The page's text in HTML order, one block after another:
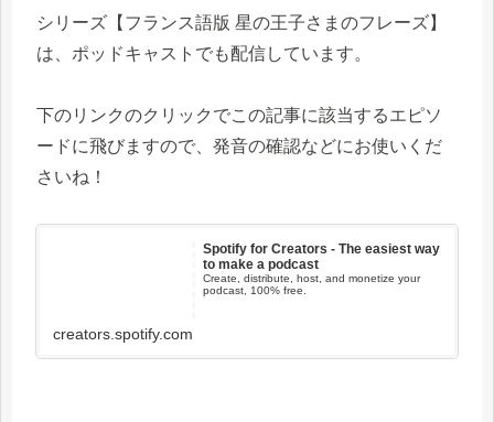
シリーズ【フランス語版 星の王子さまのフレーズ】
は、ポッドキャストでも配信しています。
下のリンクのクリックでこの記事に該当するエピソ
ードに飛びますので、発音の確認などにお使いくだ
さいね！
Spotify for Creators - The easiest way
to make a podcast
Create, distribute, host, and monetize your
podcast, 100% free.
creators.spotify.com